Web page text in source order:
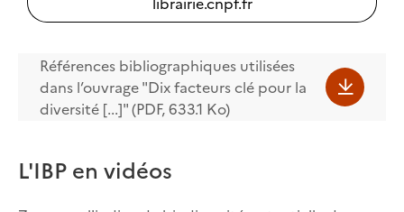
Références bibliographiques utilisées
dans l’ouvrage "Dix facteurs clé pour la
diversité [...]" (PDF, 633.1 Ko)
L'IBP en vidéos